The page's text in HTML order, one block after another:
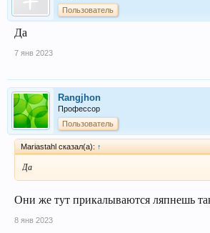
Пользователь
Да
7 янв 2023
Rangjhon
Профессор
Пользователь
Mariastahl сказал(а): ↑
Да
Они же тут прикалываются ляпнешь
8 янв 2023